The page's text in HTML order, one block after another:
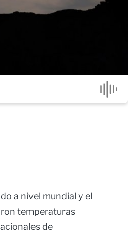
a nivel mundial y el
temperaturas
de